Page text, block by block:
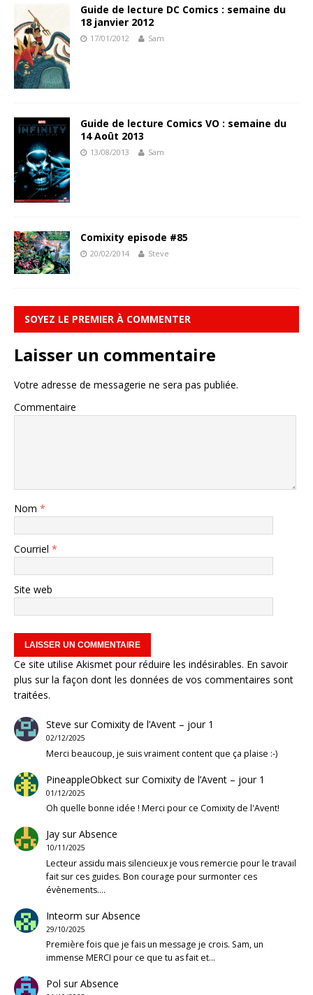
Guide de lecture DC Comics : semaine du
18 janvier 2012
17/01/2012 Sam
Guide de lecture Comics VO : semaine du
14 Août 2013
13/08/2013 Sam
Comixity episode #85
20/02/2014 Steve
SOYEZ LE PREMIER À COMMENTER
Laisser un commentaire
Votre adresse de messagerie ne sera pas publiée.
Commentaire
Nom *
Courriel *
Site web
Ce site utilise Akismet pour réduire les indésirables. En savoir
plus sur la façon dont les données de vos commentaires sont
traitées.
Steve surComixity de l’Avent – jour 1
02/12/2025
Merci beaucoup, je suis vraiment content que ça plaise :-)
PineappleObkectsurComixity de l’Avent – jour 1
01/12/2025
Oh quelle bonne idée ! Merci pour ce Comixity de l'Avent!
JaysurAbsence
10/11/2025
Lecteur assidu mais silencieux je vous remercie pour le travail
fait sur ces guides. Bon courage pour surmonter ces
évènements.…
Inteorm surAbsence
29/10/2025
Première fois que je fais un message je crois. Sam, un
immense MERCI pour ce que tu as fait et…
Pol surAbsence